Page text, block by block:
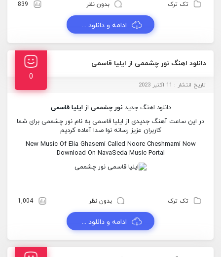
تک ترک بدون نظر 839
ادامه و دانلود ...
دانلود اهنگ نور چشممی از ایلیا قاسمی
0
تاریخ انتشار : 11 اکتبر 2023
دانلود اهنگ جدید نور چشممی از ایلیا قاسمی
در این ساعت آهنگ جدیدی از ایلیا قاسمی به نام نور چشممی برای شما
کاربران عزیز رسانه نوا صدا آماده کردیم
New Music Of Elia Ghasemi Called Noore Cheshmami Now
Download On NavaSeda Music Portal
تک ترک بدون نظر 1,004
ادامه و دانلود ...